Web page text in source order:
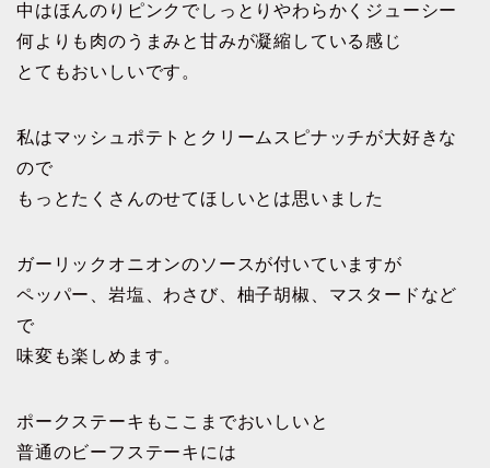
中はほんのりピンクでしっとりやわらかくジューシー
何よりも肉のうまみと甘みが凝縮している感じ
とてもおいしいです。
私はマッシュポテトとクリームスピナッチが大好きな
ので
もっとたくさんのせてほしいとは思いました
ガーリックオニオンのソースが付いていますが
ペッパー、岩塩、わさび、柚子胡椒、マスタードなど
で
味変も楽しめます。
ポークステーキもここまでおいしいと
普通のビーフステーキには